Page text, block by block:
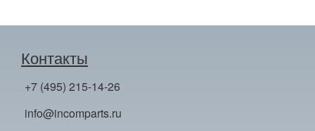
Контакты
+7 (495) 215-14-26
info@incomparts.ru